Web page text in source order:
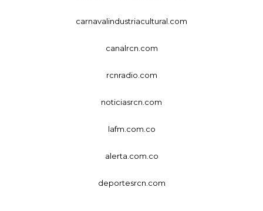
carnavalindustriacultural.com
canalrcn.com
rcnradio.com
noticiasrcn.com
lafm.com.co
alerta.com.co
deportesrcn.com